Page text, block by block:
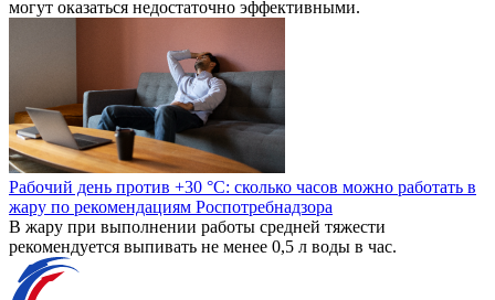
могут оказаться недостаточно эффективными.
Рабочий день против +30 °C: сколько часов можно работать в
жару по рекомендациям Роспотребнадзора
В жару при выполнении работы средней тяжести
рекомендуется выпивать не менее 0,5 л воды в час.